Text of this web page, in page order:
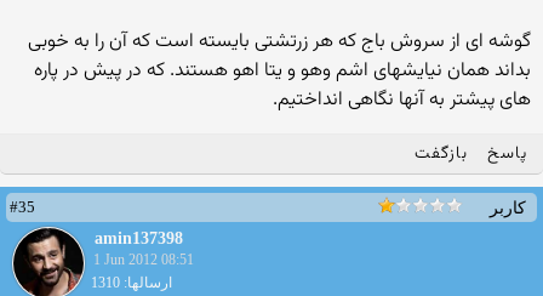
گوشه ای از سروش باج که هر زرتشتی بایسته است که آن را به خوبی
بداند همان نیایشهای اشم وهو و یتا اهو هستند. که در پیش در پاره
های پیشتر به آنها نگاهی انداختیم.
پاسخ بازگفت
کاربر
#35
amin137398
1 Jun 2012 08:51
ارسالها: 1310